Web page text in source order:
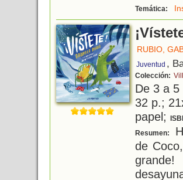
Temática:
RUBIO,
Juventud ,
Colección:
De 3 a
32 p.;
papel;
Resumen:
de